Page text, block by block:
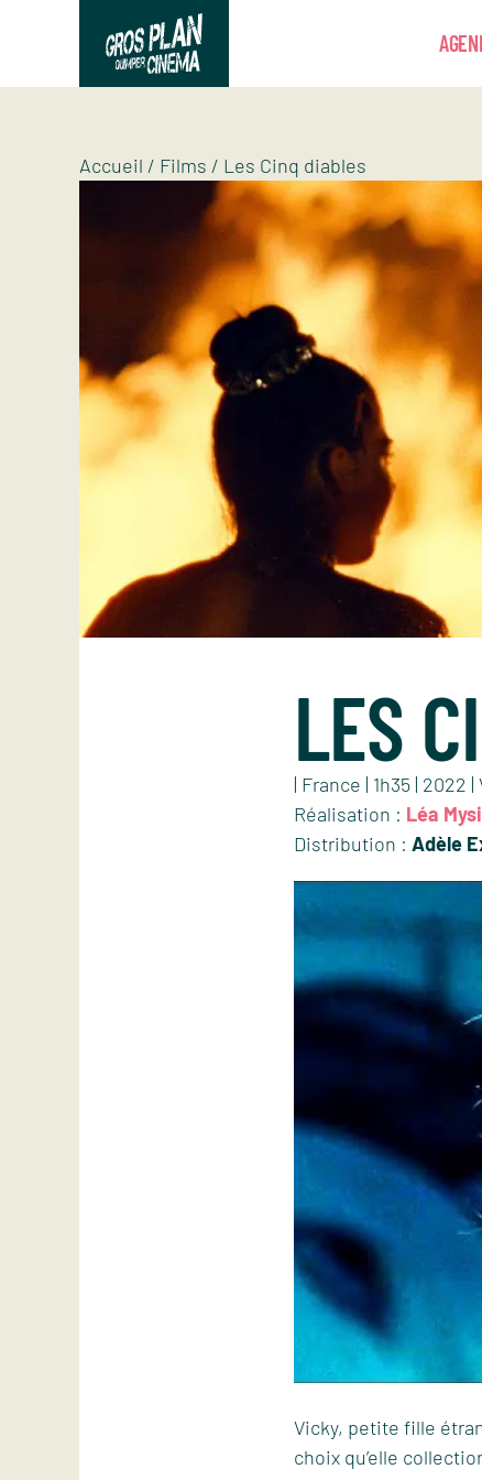
Panneau de gestion des cookies
Gros planAssociation d’éducation artistique
Accueil / Films / Les Cinq diables
LES
| France | 1h35 | 2022 |
Réalisation : Léa
Distribution : Adèle
Vicky, petite fille
choix qu’elle